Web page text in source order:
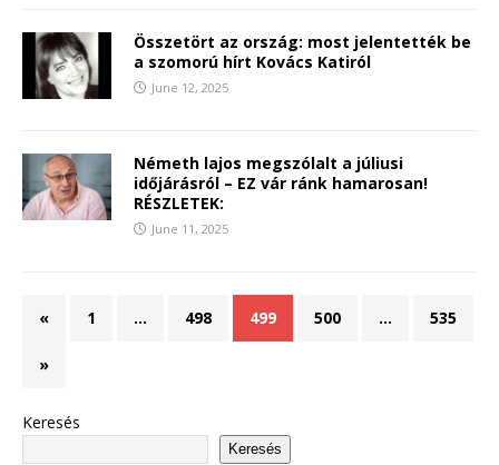
Összetört az ország: most jelentették be
a szomorú hírt Kovács Katiról
June 12, 2025
Németh lajos megszólalt a júliusi
időjárásról – EZ vár ránk hamarosan!
RÉSZLETEK:
June 11, 2025
« 1 … 498 499 500 … 535
»
Keresés
Keresés